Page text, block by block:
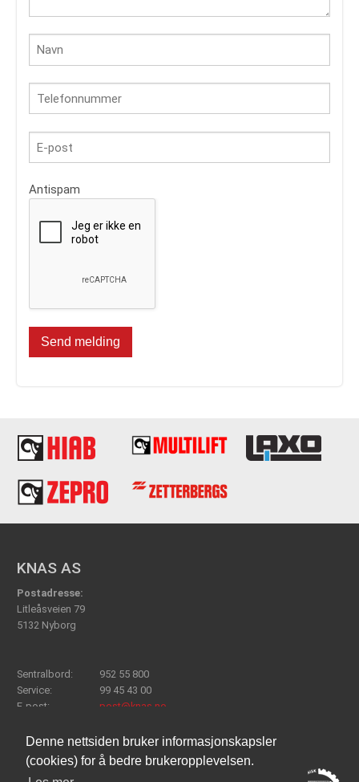
Denne nettsiden bruker informasjonskapsler
(cookies) for å bedre brukeropplevelsen.
Antispam
KNAS AS
Postadresse:
Litleåsveien 79
5132 Nyborg
Sentralbord:
952 55 800
Service:
99 45 43 00
E-post:
post@knas.no